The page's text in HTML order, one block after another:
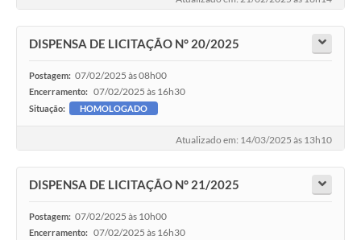
DISPENSA DE LICITAÇÃO N° 20/2025
Postagem: 07/02/2025 às 08h00
Encerramento: 07/02/2025 às 16h30
Situação: HOMOLOGADO
Atualizado em: 14/03/2025 às 13h10
DISPENSA DE LICITAÇÃO N° 21/2025
Postagem: 07/02/2025 às 10h00
Encerramento: 07/02/2025 às 16h30